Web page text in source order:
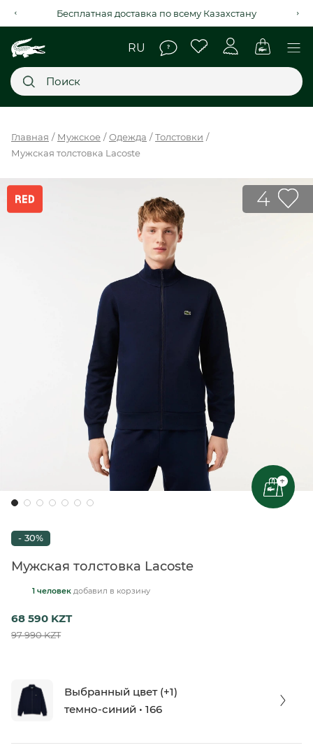
Рассрочка на 4 месяца через Kaspi Red+
НОВИНКИ
SALE
МЫ LACOSTE
Главная Мужское Одежда
Толстовки
Мужская толстовка Lacoste
4
+
- 30%
Мужская толстовка Lacoste
1 человек добавил в корзину
68 590 KZT
97 990 KZT
Выбранный цвет (+1)
темно-синий • 166